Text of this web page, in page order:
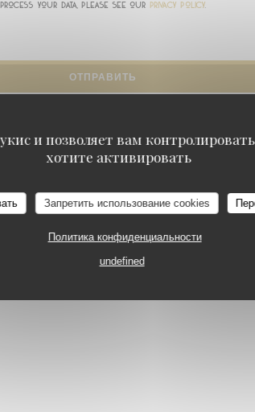
и позволяет вам
хотите активировать
Запретить использование cookies
Политика конфиденциальности
undefined
process your data, please see our privacy policy.
/ DORIS BAR